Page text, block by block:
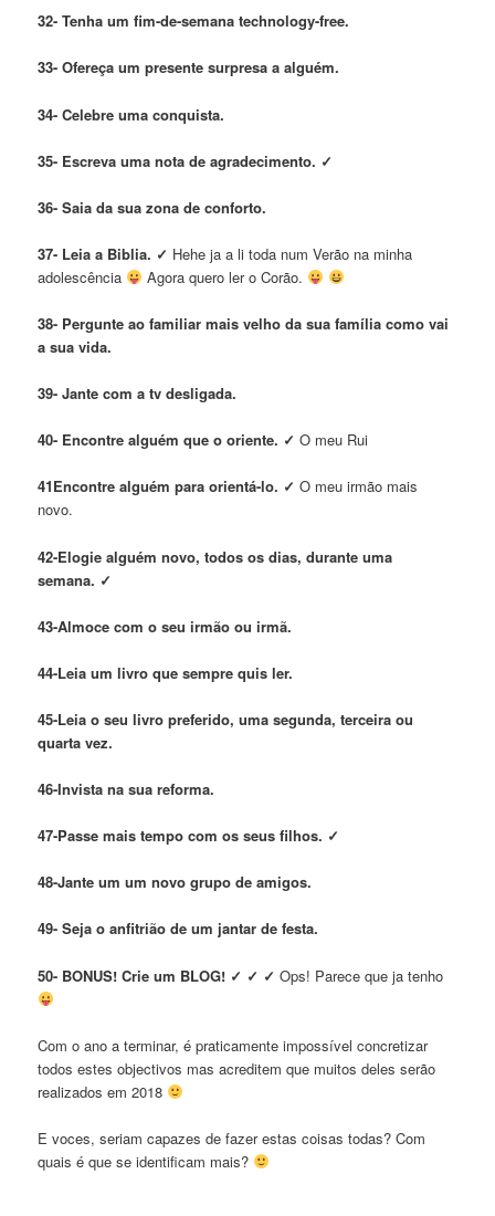
32- Tenha um fim-de-semanatechnology-free.
33- Ofereça um presente surpresa aalguém.
34- Celebre uma conquista.
35- Escreva uma nota de agradecimento. ✓
36- Saia da sua zona de conforto.
37- Leia a Biblia. ✓ Hehe ja a li toda num Verão na minha
adolescência
Agora quero ler o Corão.
38- Pergunte ao familiar mais velho da sua família como vai
a sua vida.
39- Jante com a tv desligada.
40- Encontre alguém que o oriente. ✓O meu Rui
41Encontre alguém para orientá-lo. ✓O meu irmão mais
novo.
42-Elogie alguém novo, todos os dias, durante uma
semana. ✓
43-Almoce com o seu irmão ou irmã.
44-Leia um livro que sempre quis ler.
45-Leia o seu livro preferido, uma segunda, terceira ou
quarta vez.
46-Invista na sua reforma.
47-Passe mais tempo com os seus filhos. ✓
48-Jante um um novo grupo de amigos.
49- Seja o anfitrião de um jantar de festa.
50- BONUS! Crie um BLOG! ✓ ✓ ✓Ops! Parece que ja tenho
Com o ano a terminar, é praticamente impossível concretizar
todos estes objectivos mas acreditem que muitos deles serão
realizados em 2018
E voces, seriam capazes de fazer estas coisas todas? Com
quais é que se identificam mais?